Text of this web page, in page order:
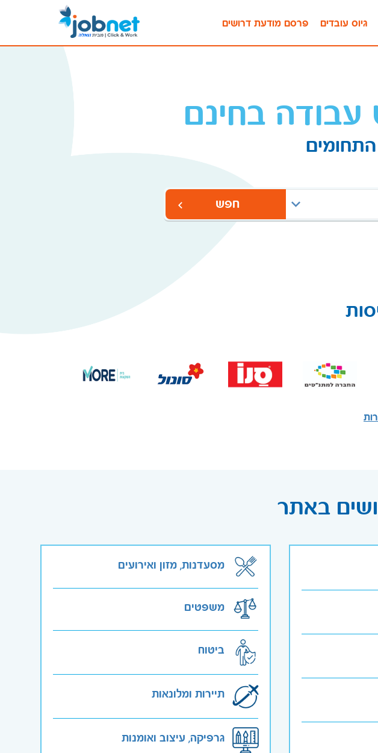
פרסם מודעת דרושים גיוס עובדים
עבודה בחינם
חפש
באתר
מסעדנות, מזון ואירועים
משפטים
ביטוח
תיירות ומלונאות
גרפיקה, עיצוב ואומנות